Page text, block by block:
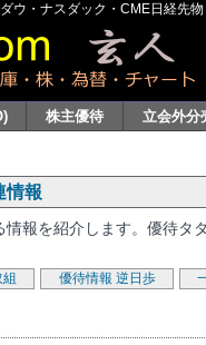
ウ・ナスダック・CME日経先
株主優待 立会外分
情報
報を紹介します。優待タ
優待情報 逆日歩